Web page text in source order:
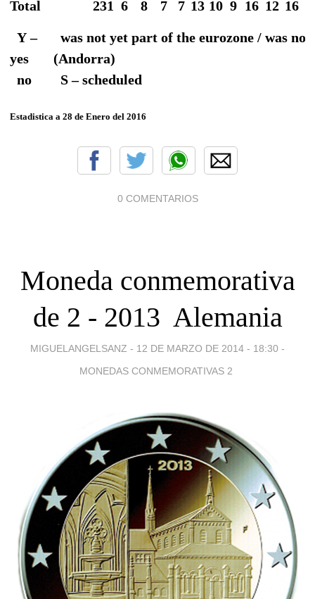
Total 231 6 8 7 7 13 10 9 16 12 16
Y –
yes
was not yet part of the eurozone / was
(Andorra)
no
S – scheduled
Estadistica a 28 de Enero del 2016
0 COMENTARIOS
Moneda conmemorativa
de 2 - 2013  Alemania
MIGUELANGELSANZ - 12 DE MARZO DE 2014 - 18:30 -
MONEDAS CONMEMORATIVAS 2 